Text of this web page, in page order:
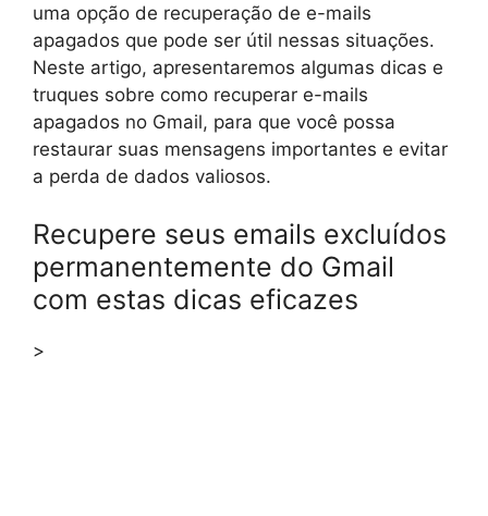
uma opção de recuperação de e-mails
apagados que pode ser útil nessas situações.
Neste artigo, apresentaremos algumas dicas e
truques sobre como recuperar e-mails
apagados no Gmail, para que você possa
restaurar suas mensagens importantes e evitar
a perda de dados valiosos.
Recupere seus emails excluídos
permanentemente do Gmail
com estas dicas eficazes
>